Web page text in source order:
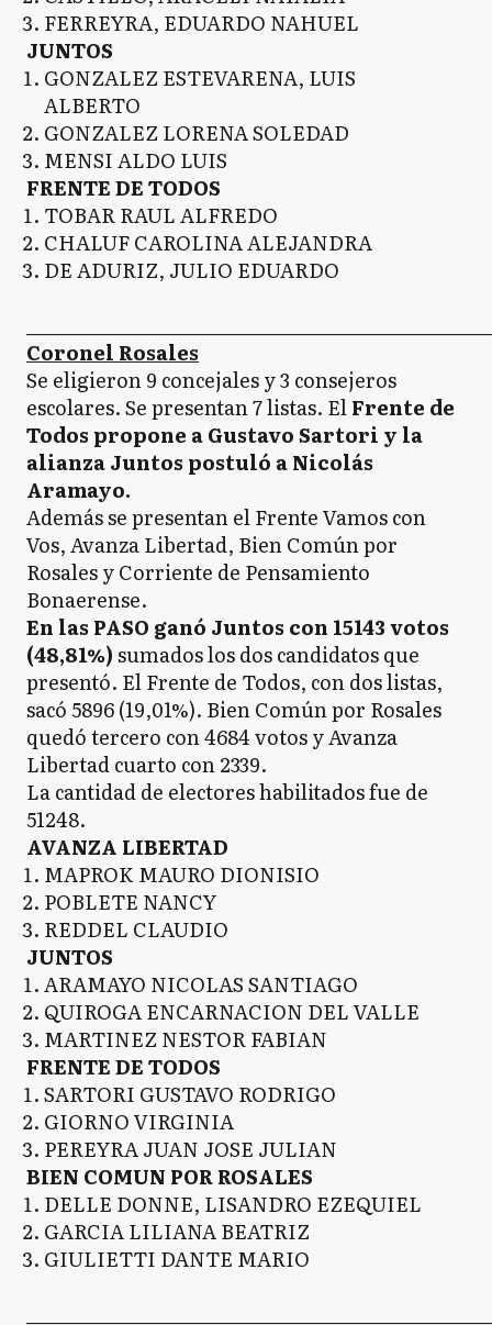
FERREYRA, EDUARDO NAHUEL
JUNTOS
GONZALEZ ESTEVARENA, LUIS
ALBERTO
GONZALEZ LORENA SOLEDAD
MENSI ALDO LUIS
FRENTE DE TODOS
TOBAR RAUL ALFREDO
CHALUF CAROLINA ALEJANDRA
DE ADURIZ, JULIO EDUARDO
Coronel Rosales
Se eligieron 9 concejales y 3 consejeros
escolares. Se presentan 7 listas. ElFrente de
Todos propone a Gustavo Sartori y la
alianza Juntos postuló a Nicolás
Aramayo.
Además se presentan el Frente Vamos con
Vos, Avanza Libertad, Bien Común por
Rosales y Corriente de Pensamiento
Bonaerense.
En las PASO ganó Juntos con 15143 votos
(48,81%)sumados los dos candidatos que
presentó. El Frente de Todos, con dos listas,
sacó 5896 (19,01%). Bien Común por Rosales
quedó tercero con 4684 votos y Avanza
Libertad cuarto con 2339.
La cantidad de electores habilitados fue de
51248.
AVANZA LIBERTAD
MAPROK MAURO DIONISIO
POBLETE NANCY
REDDEL CLAUDIO
JUNTOS
ARAMAYO NICOLAS SANTIAGO
QUIROGA ENCARNACION DEL VALLE
MARTINEZ NESTOR FABIAN
FRENTE DE TODOS
SARTORI GUSTAVO RODRIGO
GIORNO VIRGINIA
PEREYRA JUAN JOSE JULIAN
BIEN COMUN POR ROSALES
DELLE DONNE, LISANDRO EZEQUIEL
GARCIA LILIANA BEATRIZ
GIULIETTI DANTE MARIO